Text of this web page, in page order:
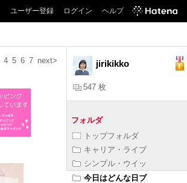
ユーザー登録 ログイン ヘルプ
4 5 6 7 next> jirikikko
547 枚
フォルダ
トップフォルダ
キャリア・ライブ
シンプル・ウイッ
今日はどんな日ブ